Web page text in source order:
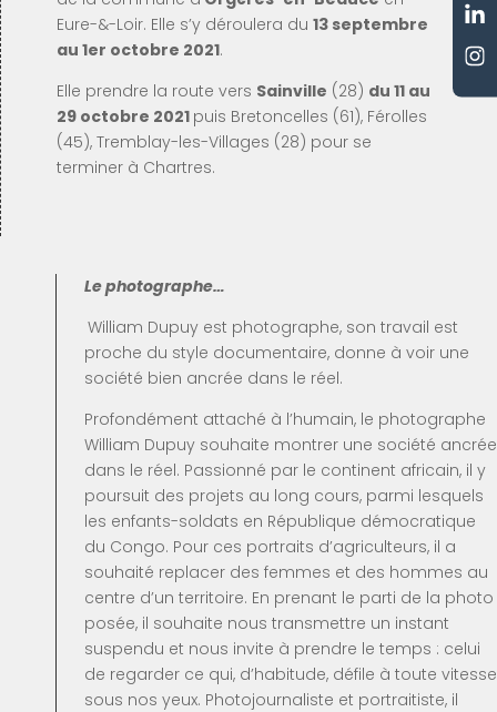
Eure-&-Loir. Elle s’y déroulera du 13 septembre
au 1er octobre 2021.
Elle prendre la route vers Sainville (28) du 11 au
29 octobre 2021 puis Bretoncelles (61), Férolles
(45), Tremblay-les-Villages (28) pour se
terminer à Chartres.
Le photographe…
William Dupuy est photographe, son travail est
proche du style documentaire, donne à voir une
société bien ancrée dans le réel.
Profondément attaché à l’humain, le photographe
William Dupuy souhaite montrer une société ancrée
dans le réel. Passionné par le continent africain, il y
poursuit des projets au long cours, parmi lesquels
les enfants-soldats en République démocratique
du Congo. Pour ces portraits d’agriculteurs, il a
souhaité replacer des femmes et des hommes au
centre d’un territoire. En prenant le parti de la photo
posée, il souhaite nous transmettre un instant
suspendu et nous invite à prendre le temps : celui
de regarder ce qui, d’habitude, défile à toute vitesse
sous nos yeux. Photojournaliste et portraitiste, il